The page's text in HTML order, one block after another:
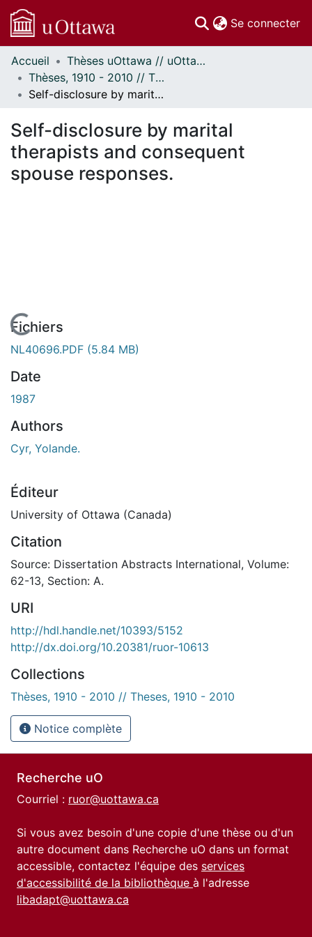
Se connecter
Communautés
et collections
Parcourir
À propos
Accueil
Thèses uOttawa // uOttawa Theses
Thèses, 1910 - 2010 // Theses, 1910 - 2010
Self-disclosure by marital therapists and consequent spouse responses.
Self-disclosure by marital
therapists and consequent
spouse responses.
En cours de chargement...
Fichiers
NL40696.PDF (5.84 MB)
Date
1987
Authors
Cyr, Yolande.
Éditeur
University of Ottawa (Canada)
Citation
Source: Dissertation Abstracts International, Volume:
62-13, Section: A.
URI
http://hdl.handle.net/10393/5152
http://dx.doi.org/10.20381/ruor-10613
Collections
Thèses, 1910 - 2010 // Theses, 1910 - 2010
Notice complète
Recherche uO
Courriel : ruor@uottawa.ca
Si vous avez besoin d'une copie d'une thèse ou d'un
autre document dans Recherche uO dans un format
accessible, contactez l'équipe des services
d'accessibilité de la bibliothèque à l'adresse
libadapt@uottawa.ca